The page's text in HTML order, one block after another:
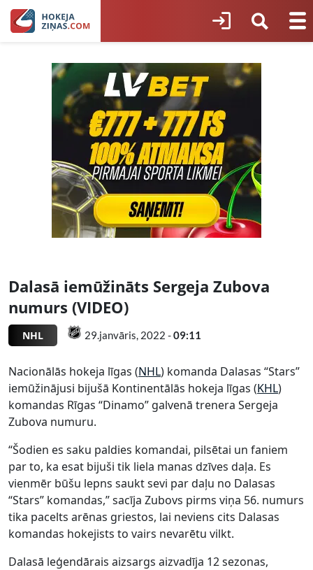
Dalasā iemūžināts Sergeja Zubova
numurs (VIDEO)
NHL 29.janvāris, 2022 -09:11
Nacionālās hokeja līgas (NHL) komanda Dalasas “Stars”
iemūžinājusi bijušā Kontinentālās hokeja līgas (KHL)
komandas Rīgas “Dinamo” galvenā trenera Sergeja
Zubova numuru.
“Šodien es saku paldies komandai, pilsētai un faniem
par to, ka esat bijuši tik liela manas dzīves daļa. Es
vienmēr būšu lepns saukt sevi par daļu no Dalasas
“Stars” komandas,” sacīja Zubovs pirms viņa 56. numurs
tika pacelts arēnas griestos, lai neviens cits Dalasas
komandas hokejists to vairs nevarētu vilkt.
Dalasā leģendārais aizsargs aizvadīja 12 sezonas,